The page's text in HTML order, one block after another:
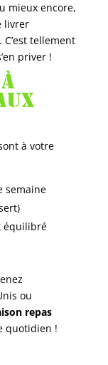
mieux encore,
livrer
tellement
priver !
à votre
semaine
équilibré
ou
repas
quotidien !